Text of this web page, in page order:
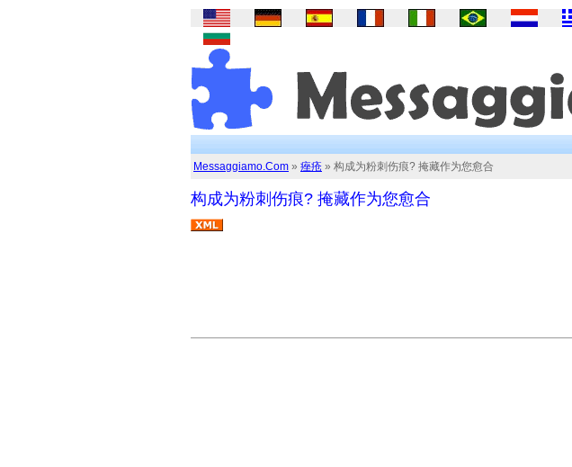
Messaggiamo.Com » 痤疮 » 构成为粉刺伤痕? 掩藏作为您愈合
构成为粉刺伤痕? 掩藏作为您愈合